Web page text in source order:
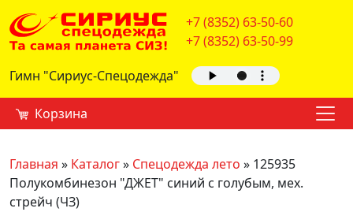
+7 (8352) 63-50-60
+7 (8352) 63-50-99
Гимн "Сириус-Спецодежда"
Корзина
Главная » Каталог» Спецодежда лето » 125935
Полукомбинезон "ДЖЕТ" синий с голубым, мех.
стрейч (ЧЗ)